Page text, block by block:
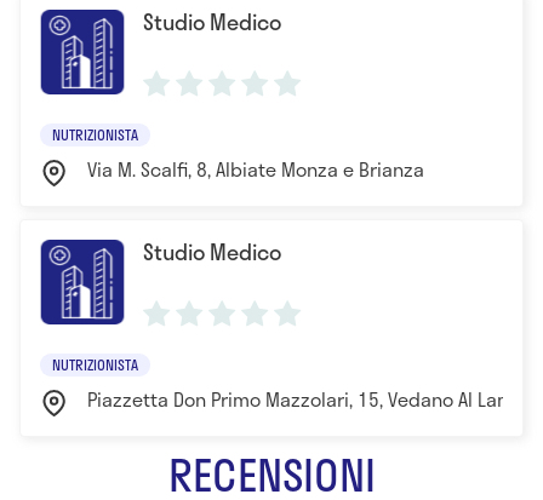
Studio Medico
NUTRIZIONISTA
Via M. Scalfi, 8, Albiate Monza e Brianza
Studio Medico
NUTRIZIONISTA
Piazzetta Don Primo Mazzolari, 15, Vedano Al
RECENSIONI